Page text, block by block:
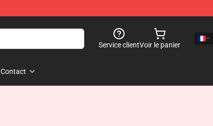
Service clientVoir le panier
Contact